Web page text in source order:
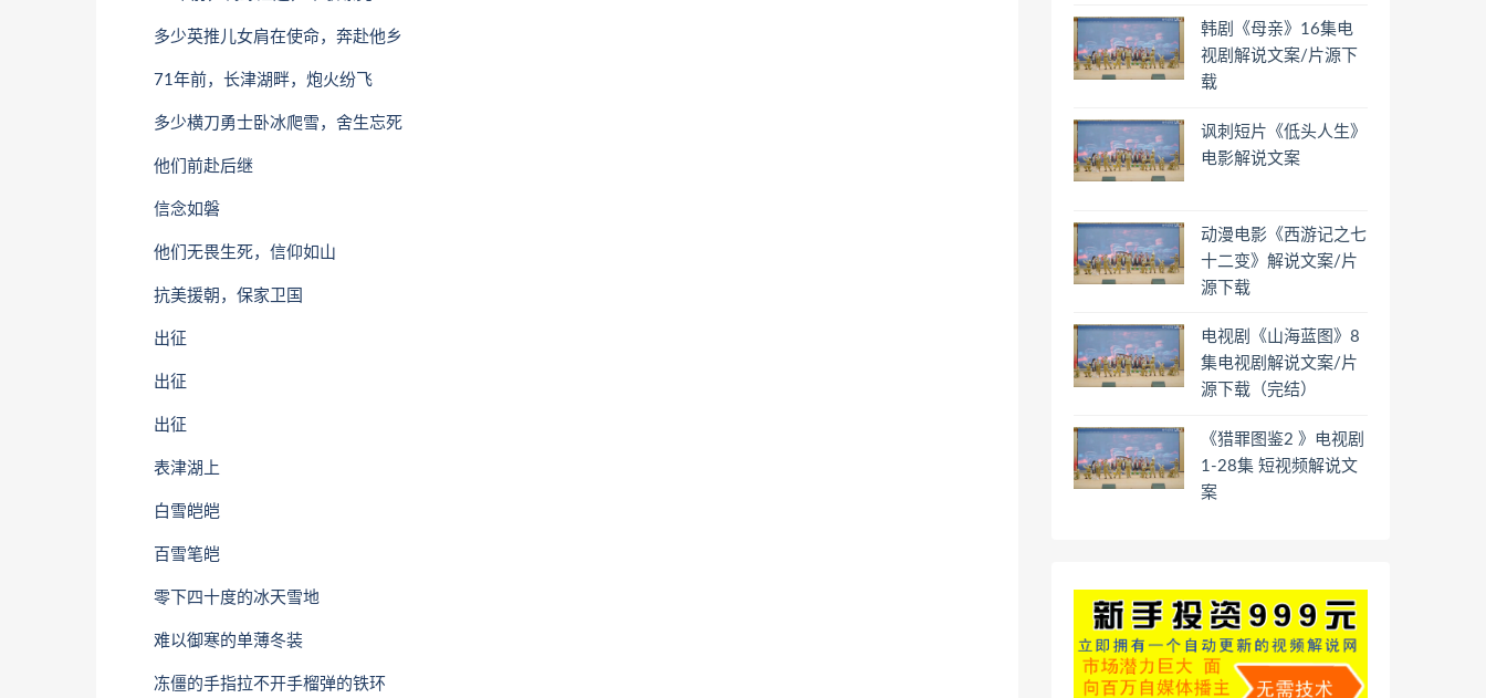
多少英推儿女肩在使命，奔赴他乡
71年前，长津湖畔，炮火纷飞
多少横刀勇士卧冰爬雪，舍生忘死
他们前赴后继
信念如磐
他们无畏生死，信仰如山
抗美援朝，保家卫国
出征
出征
出征
表津湖上
白雪皑皑
百雪笔皑
零下四十度的冰天雪地
难以御寒的单薄冬装
冻僵的手指拉不开手榴弹的铁环
韩剧《母亲》16集电
视剧解说文案/片源下
载
讽刺短片《低头人生》
电影解说文案
动漫电影《西游记之七
十二变》解说文案/片
源下载
电视剧《山海蓝图》8
集电视剧解说文案/片
源下载（完结）
《猎罪图鉴2 》电视剧
1-28集 短视频解说文
案